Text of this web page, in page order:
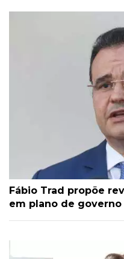
Fábio Trad propõe
em plano de governo